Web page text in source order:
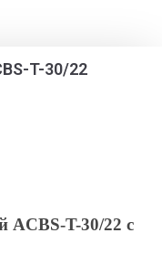
T-30/22
ACBS-T-30/22 c